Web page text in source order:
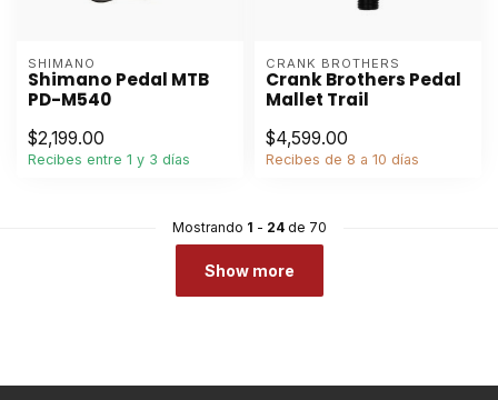
SHIMANO
Shimano Pedal MTB
PD-M540
$2,199.00
Recibes entre 1 y 3 días
CRANK BROTHERS
Crank Brothers Pedal
Mallet Trail
$4,599.00
Recibes de 8 a 10 días
Mostrando 1 - 24de 70
Show more